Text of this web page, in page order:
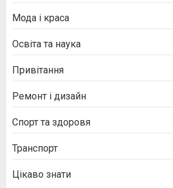
Мода і краса
Освіта та наука
Привітання
Ремонт і дизайн
Спорт та здоровя
Транспорт
Цікаво знати